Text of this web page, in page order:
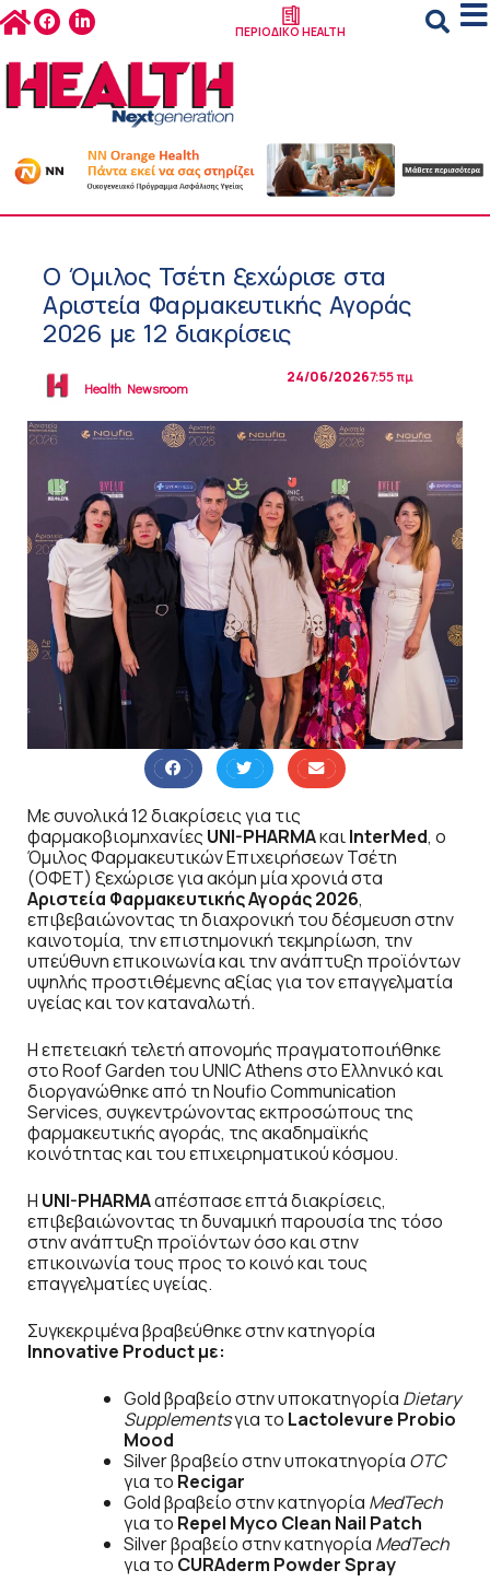
ΠΕΡΙΟΔΙΚΟ HEALTH
Ο Όμιλος Τσέτη ξεχώρισε στα
Αριστεία Φαρμακευτικής Αγοράς
2026 με 12 διακρίσεις
Health Newsroom
24/06/20267:55 πμ
Με συνολικά 12 διακρίσεις για τις
φαρμακοβιομηχανίες UNI-PHARMAκαιInterMed, ο
Όμιλος Φαρμακευτικών Επιχειρήσεων Τσέτη
(ΟΦΕΤ) ξεχώρισε για ακόμη μία χρονιά στα
Αριστεία Φαρμακευτικής Αγοράς 2026,
επιβεβαιώνοντας τη διαχρονική του δέσμευση στην
καινοτομία, την επιστημονική τεκμηρίωση, την
υπεύθυνη επικοινωνία και την ανάπτυξη προϊόντων
υψηλής προστιθέμενης αξίας για τον επαγγελματία
υγείας και τον καταναλωτή.
Η επετειακή τελετή απονομής πραγματοποιήθηκε
στο Roof Garden του UNIC Athens στο Ελληνικό και
διοργανώθηκε από τη Noufio Communication
Services, συγκεντρώνοντας εκπροσώπους της
φαρμακευτικής αγοράς, της ακαδημαϊκής
κοινότητας και του επιχειρηματικού κόσμου.
Η UNI-PHARMAαπέσπασε επτά διακρίσεις,
επιβεβαιώνοντας τη δυναμική παρουσία της τόσο
στην ανάπτυξη προϊόντων όσο και στην
επικοινωνία τους προς το κοινό και τους
επαγγελματίες υγείας.
Συγκεκριμένα βραβεύθηκε στην κατηγορία
Innovative Productμε:
Gold βραβείο στην υποκατηγορία Dietary
Supplementsγια το Lactolevure Probio
Mood
Silver βραβείο στην υποκατηγορία OTC
για το Recigar
Gold βραβείο στην κατηγορία MedTech
για το Repel Myco Clean Nail Patch
Silver βραβείο στην κατηγορία MedTech
για το CURAderm PowderSpray